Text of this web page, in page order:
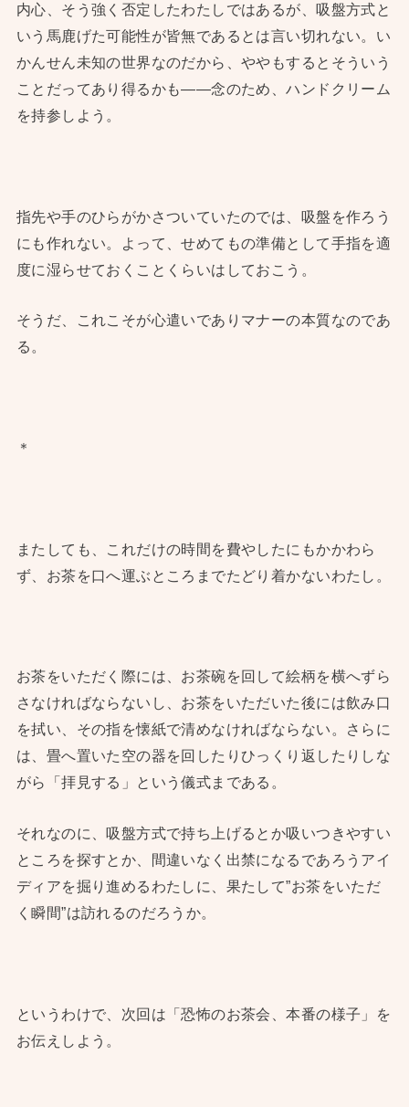
内心、そう強く否定したわたしではあるが、吸盤方式と
いう馬鹿げた可能性が皆無であるとは言い切れない。い
かんせん未知の世界なのだから、ややもするとそういう
ことだってあり得るかも——念のため、ハンドクリーム
を持参しよう。
指先や手のひらがかさついていたのでは、吸盤を作ろう
にも作れない。よって、せめてもの準備として手指を適
度に湿らせておくことくらいはしておこう。
そうだ、これこそが心遣いでありマナーの本質なのであ
る。
＊
またしても、これだけの時間を費やしたにもかかわら
ず、お茶を口へ運ぶところまでたどり着かないわたし。
お茶をいただく際には、お茶碗を回して絵柄を横へずら
さなければならないし、お茶をいただいた後には飲み口
を拭い、その指を懐紙で清めなければならない。さらに
は、畳へ置いた空の器を回したりひっくり返したりしな
がら「拝見する」という儀式まである。
それなのに、吸盤方式で持ち上げるとか吸いつきやすい
ところを探すとか、間違いなく出禁になるであろうアイ
ディアを掘り進めるわたしに、果たして”お茶をいただ
く瞬間”は訪れるのだろうか。
というわけで、次回は「恐怖のお茶会、本番の様子」を
お伝えしよう。